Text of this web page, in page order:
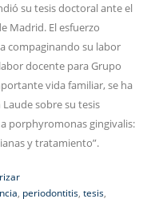
su tesis doctoral ante el
Madrid. El esfuerzo
compaginando su labor
docente para Grupo
vida familiar, se ha
sobre su tesis
porphyromonas gingivalis:
y tratamiento”.
, periodontitis, tesis,